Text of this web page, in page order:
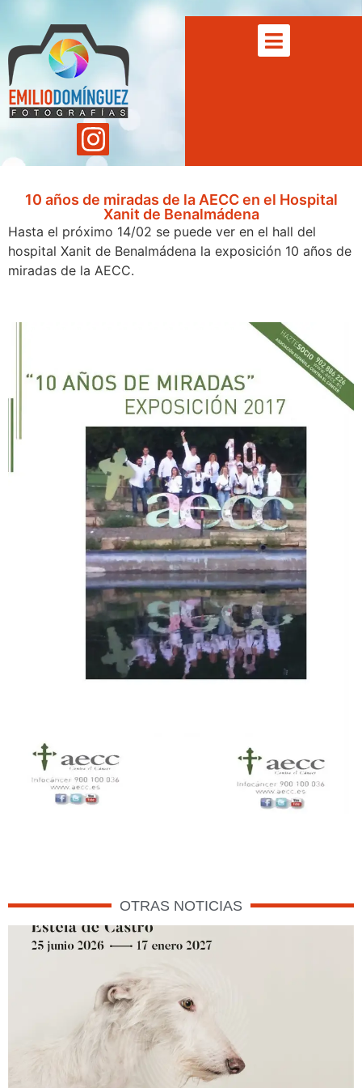
10 años de miradas de la AECC en el Hospital
Xanit de Benalmádena
Hasta el próximo 14/02 se puede ver en el hall del
hospital Xanit de Benalmádena la exposición 10 años de
miradas de la AECC.
OTRAS NOTICIAS